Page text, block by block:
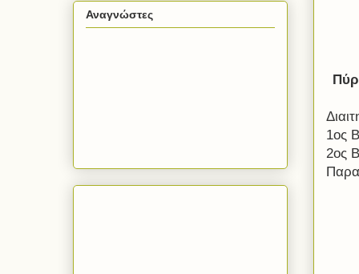
1ος
2ος
Αναγνώστες